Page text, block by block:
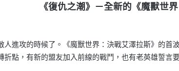
《復仇之潮》－全新的《魔獸世
人進攻的時候了。《魔獸世界：決戰艾澤拉斯》的
點，有新的盟友加入前線的戰鬥，也有老英雄誓言